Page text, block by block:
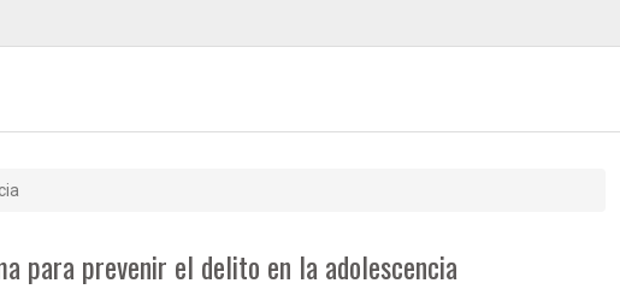
para prevenir el delito en la adolescencia